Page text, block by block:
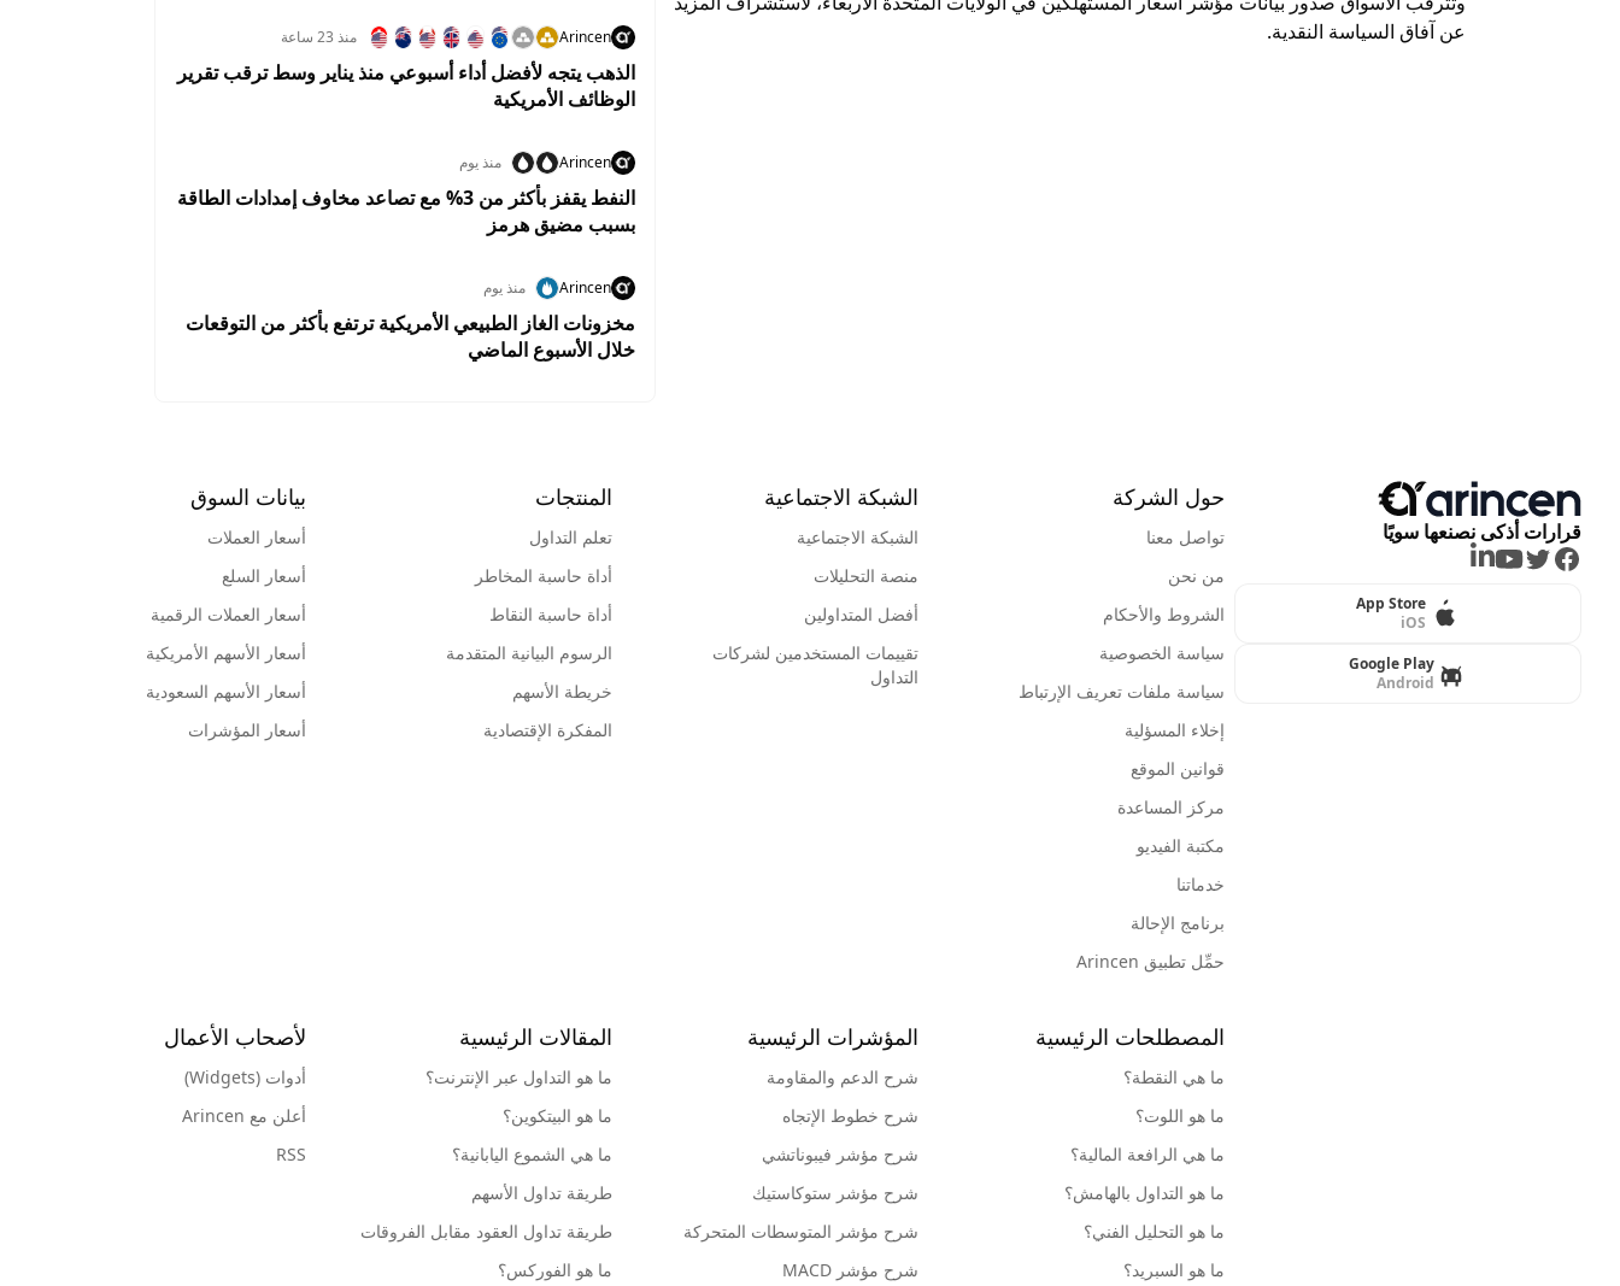
عن آفاق السياسة النقدية.
Arincen منذ 23 ساعة
الذهب يتجه لأفضل أداء أسبوعي منذ يناير وسط ترقب تقرير
الوظائف الأمريكية
Arincen منذ يوم
النفط يقفز بأكثر من 3% مع تصاعد مخاوف إمدادات الطاقة
بسبب مضيق هرمز
Arincen منذ يوم
مخزونات الغاز الطبيعي الأمريكية ترتفع بأكثر من التوقعات
خلال الأسبوع الماضي
قرارات أذكى نصنعها سويًا
Facebook
Twitter
Youtube
LinkedIn
App Store
iOS
Google Play
Android
حول الشركة
تواصل معنا
من نحن
الشروط والأحكام
سياسة الخصوصية
سياسة ملفات تعريف الإرتباط
إخلاء المسؤلية
قوانين الموقع
مركز المساعدة
مكتبة الفيديو
خدماتنا
برنامج الإحالة
حمِّل تطبيق Arincen
الشبكة الاجتماعية
الشبكة الاجتماعية
منصة التحليلات
أفضل المتداولين
تقييمات المستخدمين لشركات
التداول
المنتجات
تعلم التداول
أداة حاسبة المخاطر
أداة حاسبة النقاط
الرسوم البيانية المتقدمة
خريطة الأسهم
المفكرة الإقتصادية
بيانات السوق
أسعار العملات
أسعار السلع
أسعار العملات الرقمية
أسعار الأسهم الأمريكية
أسعار الأسهم السعودية
أسعار المؤشرات
المصطلحات الرئيسية
ما هي النقطة؟
ما هو اللوت؟
ما هي الرافعة المالية؟
ما هو التداول بالهامش؟
ما هو التحليل الفني؟
ما هو السبريد؟
المؤشرات الرئيسية
شرح الدعم والمقاومة
شرح خطوط الإتجاه
شرح مؤشر فيبوناتشي
شرح مؤشر ستوكاستيك
شرح مؤشر المتوسطات المتحركة
شرح مؤشر MACD
المقالات الرئيسية
ما هو التداول عبر الإنترنت؟
ما هو البيتكوين؟
ما هي الشموع اليابانية؟
طريقة تداول الأسهم
طريقة تداول العقود مقابل الفروقات
ما هو الفوركس؟
لأصحاب الأعمال
أدوات (Widgets)
أعلن مع Arincen
RSS